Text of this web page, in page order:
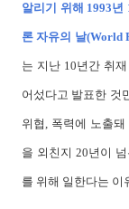
알리기 위해 1993년
론 자유의 날(World
는 지난 10년간 취
어섰다고 발표한 것
위협, 폭력에 노출
을 외친지 20년이
를 위해 일한다는 이